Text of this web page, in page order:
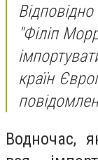
"Філіп
країн
Водночас,